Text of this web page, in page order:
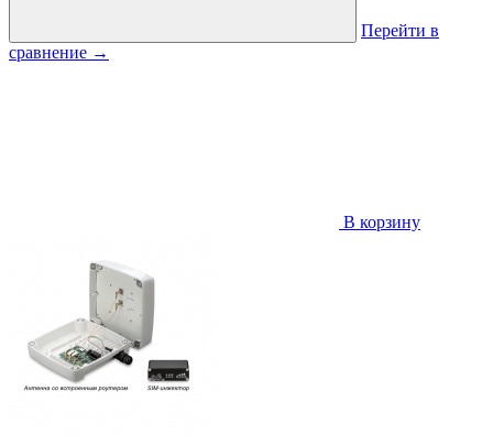
Перейти в
сравнение →
В корзину